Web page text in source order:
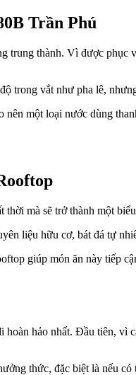
Trần Phú
thành. Vì được
trong vắt như pha lê,
một loại nước dùng
mà sẽ trở thành một
liệu hữu cơ, bát đá tự
giúp món ăn này tiếp
hảo nhất. Đầu tiên,
thức, đặc biệt là nếu có